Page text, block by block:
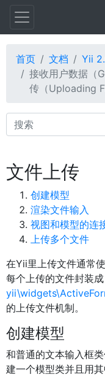
首页 文档
Yii
接收用户数据（
传（Uploading
Search
文件上传
创建模型
渲染文件输入
视图和模型的连
上传多个文件
在Yii里上传文件通常
每个上传的文件封装成
的上传文件机制。
创建模型
和普通的文本输入框
建一个模型类并且用